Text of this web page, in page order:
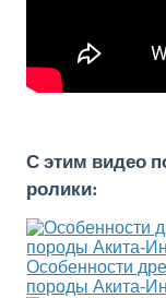
С этим видео
ролики:
Особенности
породы Акита-